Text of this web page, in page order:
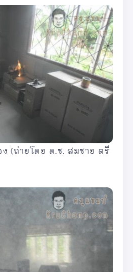
(ถ่ายโดย ด.ช. สมชาย ตรี